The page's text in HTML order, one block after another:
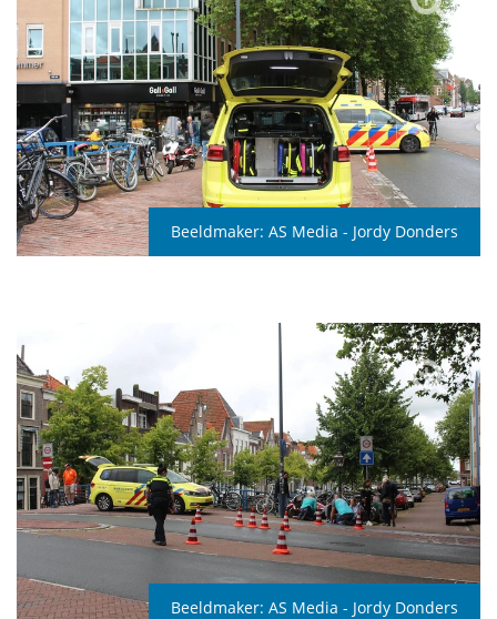
Beeldmaker: AS Media - Jordy Donders
Beeldmaker: AS Media - Jordy Donders